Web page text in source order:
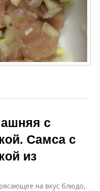
с
Самса с
из
на вкус блюдо,